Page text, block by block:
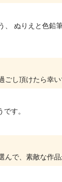
、 ぬりえと色鉛
す。